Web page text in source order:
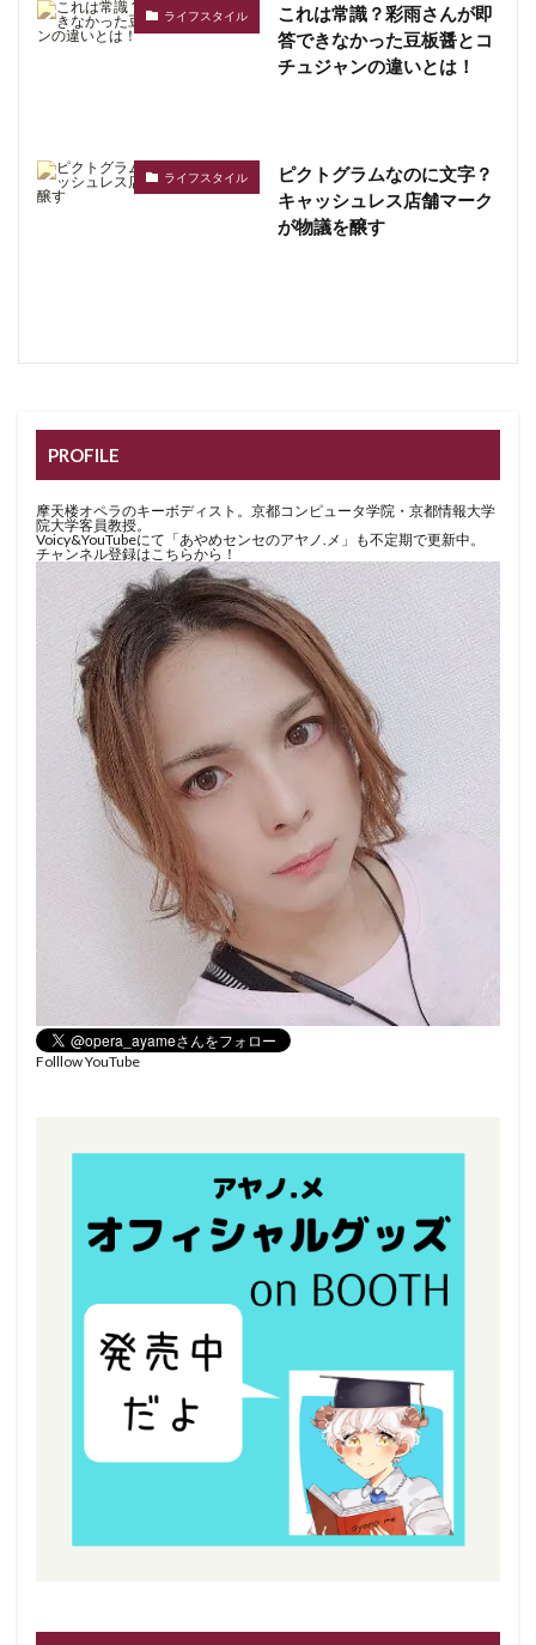
ライフスタイル
これは常識？彩雨さんが即
答できなかった豆板醤とコ
チュジャンの違いとは！
ライフスタイル
ピクトグラムなのに文字？
キャッシュレス店舗マーク
が物議を醸す
PROFILE
摩天楼オペラのキーボディスト。京都コンピュータ学院・京都情報大学
院大学客員教授。
Voicy&YouTubeにて「あやめセンセのアヤノ.メ」も不定期で更新中。
チャンネル登録はこちらから！
Folllow YouTube